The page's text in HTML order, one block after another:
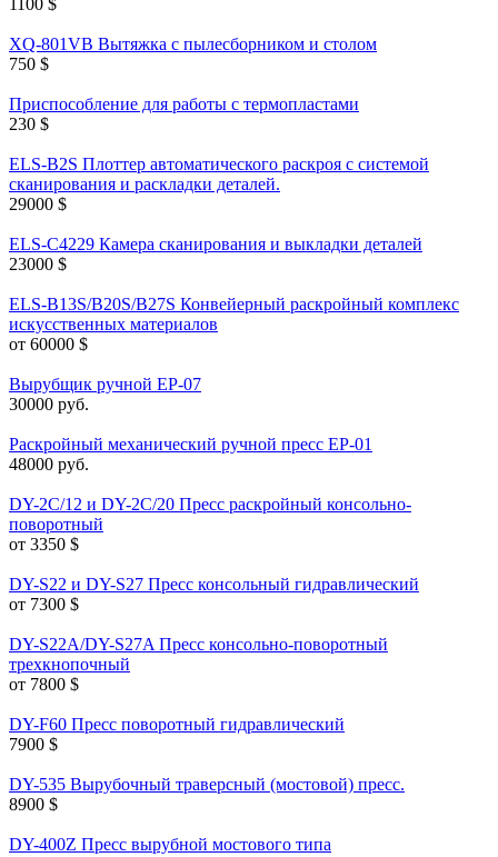
XQ-801VB Вытяжка с пылесборником и столом
750 $
Приспособление для работы с термопластами
230 $
ELS-B2S Плоттер автоматического раскроя с системой
сканирования и раскладки деталей.
29000 $
ELS-C4229 Камера сканирования и выкладки деталей
23000 $
ELS-B13S/B20S/B27S Конвейерный раскройный комплекс
искусственных материалов
от 60000 $
Вырубщик ручной EP-07
30000 руб.
Раскройный механический ручной пресс EP-01
48000 руб.
DY-2C/12 и DY-2C/20 Пресс раскройный консольно-
поворотный
от 3350 $
DY-S22 и DY-S27 Пресс консольный гидравлический
от 7300 $
DY-S22A/DY-S27A Пресс консольно-поворотный
трехкнопочный
от 7800 $
DY-F60 Пресс поворотный гидравлический
7900 $
DY-535 Вырубочный траверсный (мостовой) пресс.
8900 $
DY-400Z Пресс вырубной мостового типа